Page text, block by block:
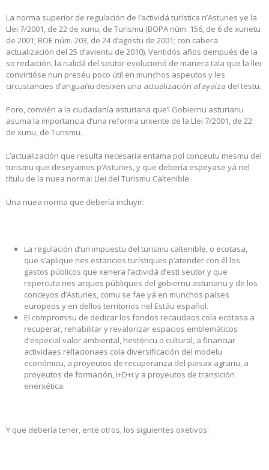
La norma superior de regulación de l’actividá turística n’Asturies ye la
Llei 7/2001, de 22 de xunu, de Turismu (BOPA núm. 156, de 6 de xunetu
de 2001; BOE núm. 203, de 24 d’agostu de 2001; con cabera
actualización del 25 d’avientu de 2010). Ventidós años dempués de la
so redaición, la rialidá del seutor evolucionó de manera tala que la llei
convirtióse nun preséu poco útil en munchos aspeutos y les
circustancies d’anguañu desixen una actualización afayaíza del testu.
Poro, convién a la ciudadanía asturiana que’l Gobiernu asturianu
asuma la importancia d’una reforma urxente de la Llei 7/2001, de 22
de xunu, de Turismu.
L’actualización que resulta necesaria entama pol conceutu mesmu del
turismu que deseyamos p’Asturies, y que debería espeyase yá nel
títulu de la nuea norma: Llei del Turismu Caltenible.
Una nuea norma que debería incluyir:
La regulación d’un impuestu del turismu caltenible, o ecotasa,
que s’aplique nes estancies turístiques p’atender con él los
gastos públicos que xenera l’actividá d’esti seutor y que
repercuta nes arques públiques del gobiernu asturianu y de los
conceyos d’Asturies, comu se fae yá en munchos países
europeos y en dellos territorios nel Estáu español.
El compromisu de dedicar los fondos recaudaos cola ecotasa a
recuperar, rehabilitar y revalorizar espacios emblemáticos
d’especial valor ambiental, hestóricu o cultural, a financiar
actividaes rellacionaes cola diversificación del modelu
económicu, a proyeutos de recuperanza del paisax agrariu, a
proyeutos de formación, I+D+i y a proyeutos de transición
enerxética.
Y que debería tener, ente otros, los siguientes oxetivos: